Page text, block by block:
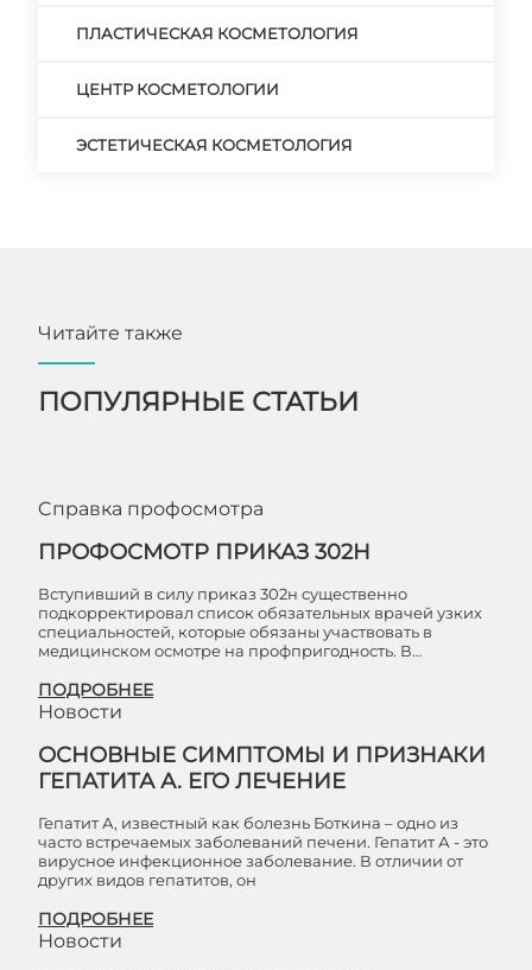
ПЛАСТИЧЕСКАЯ КОСМЕТОЛОГИЯ
ЦЕНТР КОСМЕТОЛОГИИ
ЭСТЕТИЧЕСКАЯ КОСМЕТОЛОГИЯ
Читайте также
ПОПУЛЯРНЫЕ СТАТЬИ
Cправка профосмотра
ПРОФОСМОТР ПРИКАЗ 302Н
Вступивший в силу приказ 302н существенно
подкорректировал список обязательных врачей узких
специальностей, которые обязаны участвовать в
медицинском осмотре на профпригодность. В…
ПОДРОБНЕЕ
Новости
ОСНОВНЫЕ СИМПТОМЫ И ПРИЗНАКИ
ГЕПАТИТА А. ЕГО ЛЕЧЕНИЕ
Гепатит А, известный как болезнь Боткина – одно из
часто встречаемых заболеваний печени. Гепатит А - это
вирусное инфекционное заболевание. В отличии от
других видов гепатитов, он
ПОДРОБНЕЕ
Новости